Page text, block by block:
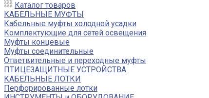
Каталог товаров
КАБЕЛЬНЫЕ МУФТЫ
Кабельные муфты холодной усадки
Комплектующие для сетей освещения
Муфты концевые
Муфты соединительные
Ответвительные и переходные муфты
ПТИЦЕЗАЩИТНЫЕ УСТРОЙСТВА
КАБЕЛЬНЫЕ ЛОТКИ
Перфорированные лотки